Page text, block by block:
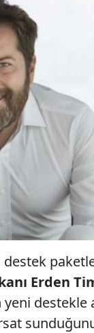
destek
Erden
yeni destekle